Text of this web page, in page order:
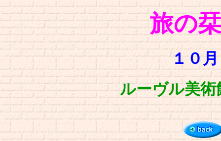
旅の栞
１０
ルーヴル美術